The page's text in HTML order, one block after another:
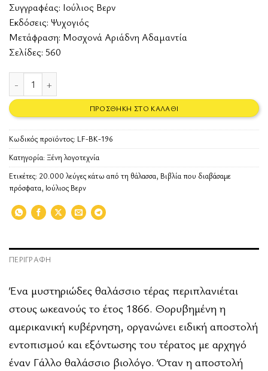
Συγγραφέας: Ιούλιος Βερν
Εκδόσεις: Ψυχογιός
Μετάφραση: Μοσχονά Αριάδνη Αδαμαντία
Σελίδες: 560
20.000 λεύγες κάτω από τη θάλασσα ποσότητα
ΠΡΟΣΘΉΚΗ ΣΤΟ ΚΑΛΆΘΙ
Κωδικός προϊόντος: LF-BK-196
Κατηγορία: Ξένη λογοτεχνία
Ετικέτες: 20.000 λεύγες κάτω από τη θάλασσα, Βιβλία που διαβάσαμε
πρόσφατα, Ιούλιος Βερν
ΠΕΡΙΓΡΑΦΉ
Ένα μυστηριώδες θαλάσσιο τέρας περιπλανιέται
στους ωκεανούς το έτος 1866. Θορυβημένη η
αμερικανική κυβέρνηση, οργανώνει ειδική αποστολή
εντοπισμού και εξόντωσης του τέρατος με αρχηγό
έναν Γάλλο θαλάσσιο βιολόγο. Όταν η αποστολή